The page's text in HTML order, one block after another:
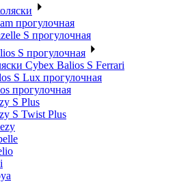
прогулочная
S прогулочная
S прогулочная
Cybex Balios S Ferrari
S Lux прогулочная
прогулочная
S Plus
S Twist Plus